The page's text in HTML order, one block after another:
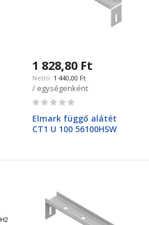
1 828,80 Ft
1 440,00 Ft
/ egységenként
Rating:
Elmark függő alátét
CT1 U 100 56100HSW